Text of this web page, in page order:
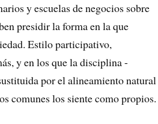
y escuelas de negocios sobre
presidir la forma en la que
Estilo participativo,
y en los que la disciplina -
por el alineamiento natural
comunes los siente como propios.